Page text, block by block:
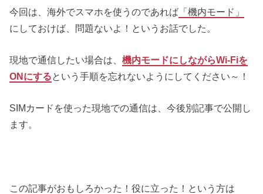
今回は、海外でスマホを使うのであれば 「機内モード」
にしておけば、問題ないよ！というお話でした。
現地で通信したい場合は、機内モードにしながらWi-Fiを
ONにするという手順を忘れないようにしてください～！
SIMカードを使った現地での通信は、今後別記事で公開し
ます。
この記事がおもしろかった！役に立った！という方は